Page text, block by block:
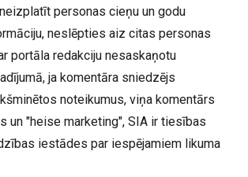
personas cieņu un godu
neslēpties aiz citas personas
portāla redakciju nesaskaņotu
ja komentāra sniedzējs
noteikumus, viņa komentārs
un "heise marketing", SIA ir tiesības
iestādes par iespējamiem likuma